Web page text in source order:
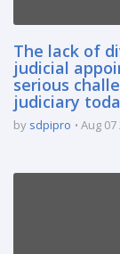
The lack of
judicial
serious
judiciary
by sdpipro Aug 07